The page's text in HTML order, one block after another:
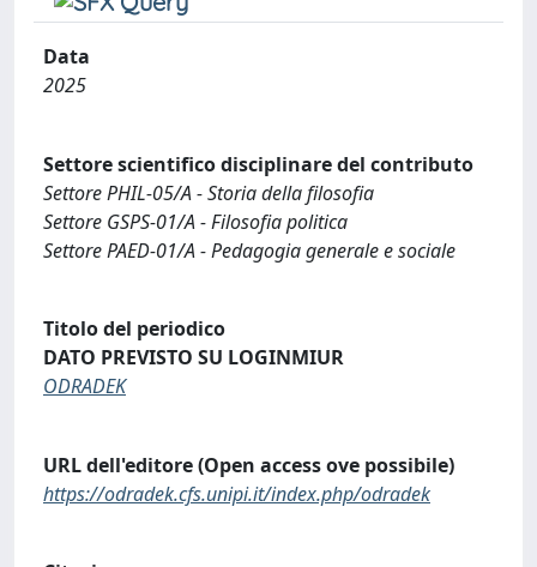
Data
2025
Settore scientifico disciplinare del contributo
Settore PHIL-05/A - Storia della filosofia
Settore GSPS-01/A - Filosofia politica
Settore PAED-01/A - Pedagogia generale e sociale
Titolo del periodico
DATO PREVISTO SU LOGINMIUR
ODRADEK
URL dell'editore (Open access ove possibile)
https://odradek.cfs.unipi.it/index.php/odradek